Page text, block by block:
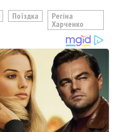
Поїздка
Регіна
Харченко